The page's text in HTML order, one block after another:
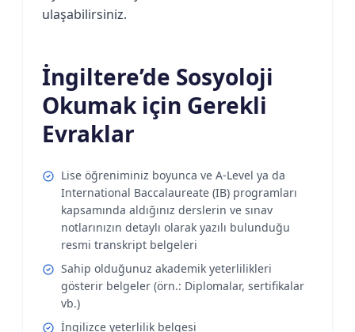
ulaşabilirsiniz.
İngiltere’de Sosyoloji
Okumak için Gerekli
Evraklar
Lise öğreniminiz boyunca ve A-Level ya da
International Baccalaureate (IB) programları
kapsamında aldığınız derslerin ve sınav
notlarınızın detaylı olarak yazılı bulunduğu
resmi transkript belgeleri
Sahip olduğunuz akademik yeterlilikleri
gösterir belgeler (örn.: Diplomalar, sertifikalar
vb.)
İngilizce yeterlilik belgesi